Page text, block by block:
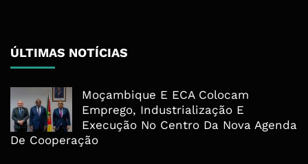
ÚLTIMAS NOTÍCIAS
Moçambique E ECA Colocam
Emprego, Industrialização E
Execução No Centro Da Nova Agenda
De Cooperação